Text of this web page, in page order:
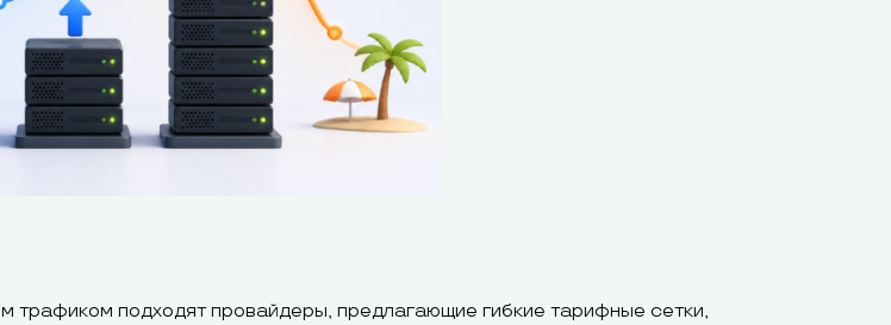
подходят провайдеры, предлагающие гибкие тарифные сетки,